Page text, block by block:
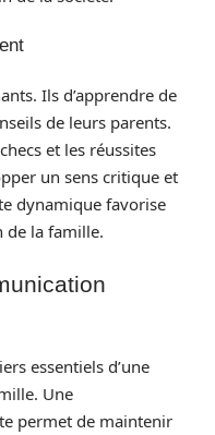
Ils d’apprendre de
de leurs parents.
et les réussites
un sens critique et
dynamique favorise
de la famille.
essentiels d’une
Une
permet de maintenir